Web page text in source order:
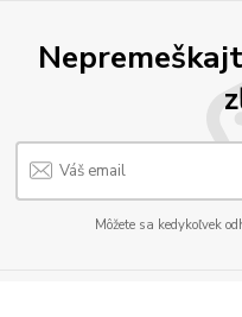
Môžete sa kedykoľvek